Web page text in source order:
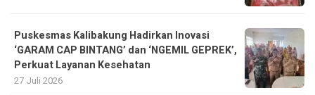
Puskesmas Kalibakung Hadirkan Inovasi
‘GARAM CAP BINTANG’ dan ‘NGEMIL GEPREK’,
Perkuat Layanan Kesehatan
27 Juli 2026